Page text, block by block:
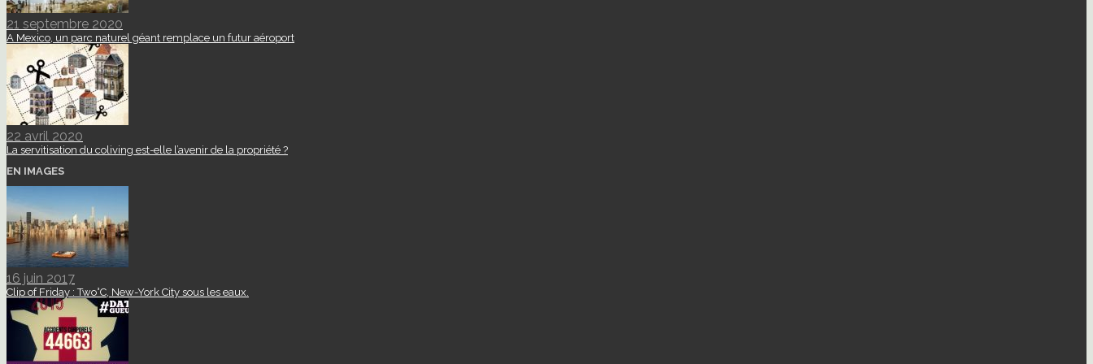
21 septembre 2020
A Mexico, un parc naturel géant remplace un futur aéroport
22 avril 2020
La servitisation du coliving est-elle l’avenir de la propriété ?
EN IMAGES
16 juin 2017
Clip of Friday : Two°C, New-York City sous les eaux.